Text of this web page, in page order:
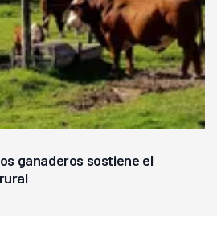
ganaderos sostiene el